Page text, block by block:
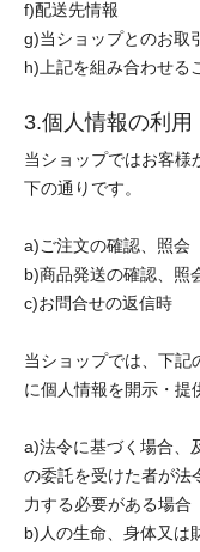
f)配送先情報
g)当ショップとのお取
h)上記を組み合わせる
3.個人情報の利用
当ショップではお客様
下の通りです。
a)ご注文の確認、照会
b)商品発送の確認、照
c)お問合せの返信時
当ショップでは、下記
に個人情報を開示・提
a)法令に基づく場合、
の委託を受けた者が法
力する必要がある場合
b)人の生命、身体又は